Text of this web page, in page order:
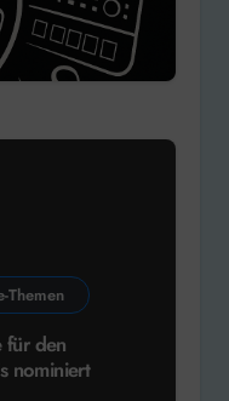
Themen
für den
nominiert